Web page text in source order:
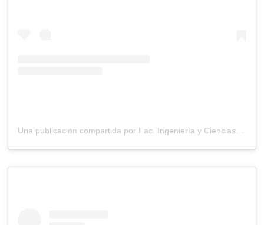
Una publicación compartida por Fac. Ingeniería y Ciencias UDP (@ingenieriayciencias.udp)